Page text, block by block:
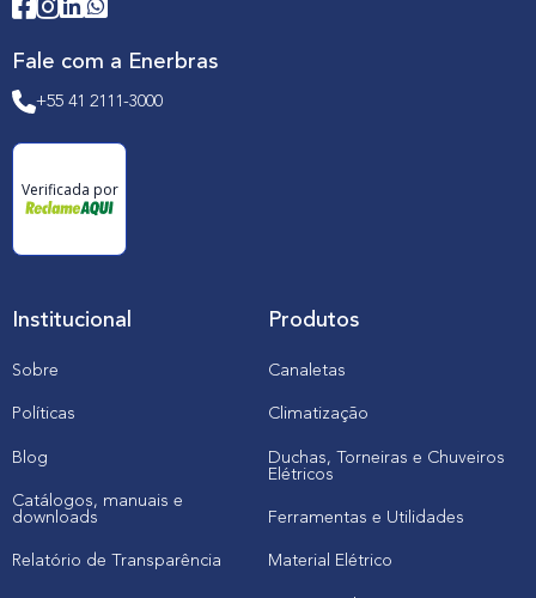
Fale com a Enerbras
+55 41 2111-3000
Verificada por
Institucional
Sobre
Políticas
Blog
Catálogos, manuais e
downloads
Relatório de Transparência
Produtos
Canaletas
Climatização
Duchas, Torneiras e Chuveiros
Elétricos
Ferramentas e Utilidades
Material Elétrico